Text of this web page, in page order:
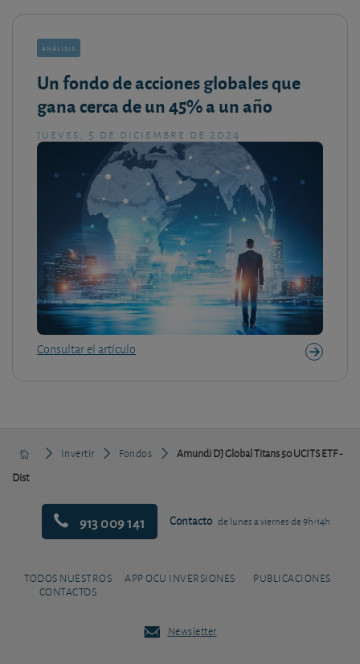
análisis
Un fondo de acciones globales que
gana cerca de un 45% a un año
jueves, 5 de diciembre de 2024
Consultar el artículo
Invertir Fondos
Amundi DJ Global Titans 50 UCITS ETF -
Dist
913 009 141 Contacto de lunes a viernes de 9h-14h
TODOS NUESTROS
CONTACTOS
APP OCU INVERSIONES PUBLICACIONES
Newsletter